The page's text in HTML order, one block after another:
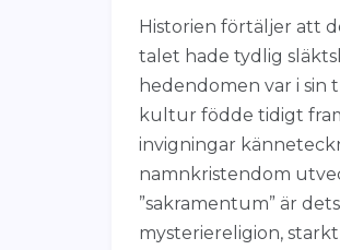
Historien förtäljer att
talet hade tydlig
hedendomen var i sin
kultur födde tidigt
invigningar
namnkristendom
”sakramentum” är
mysteriereligion,